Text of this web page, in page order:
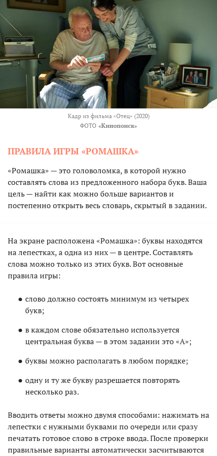
Кадр из фильма «Отец» (2020)
ФОТО «Кинопоиск»
ПРАВИЛА ИГРЫ «РОМАШКА»
«Ромашка» — это головоломка, в которой нужно
составлять слова из предложенного набора букв. Ваша
цель — найти как можно больше вариантов и
постепенно открыть весь словарь, скрытый в задании.
На экране расположена «Ромашка»: буквы находятся
на лепестках, а одна из них — в центре. Составлять
слова можно только из этих букв. Вот основные
правила игры:
слово должно состоять минимум из четырех
букв;
в каждом слове обязательно используется
центральная буква — в этом задании это «А»;
буквы можно располагать в любом порядке;
одну и ту же букву разрешается повторять
несколько раз.
Вводить ответы можно двумя способами: нажимать на
лепестки с нужными буквами по очереди или сразу
печатать готовое слово в строке ввода. После проверки
правильные варианты автоматически засчитываются